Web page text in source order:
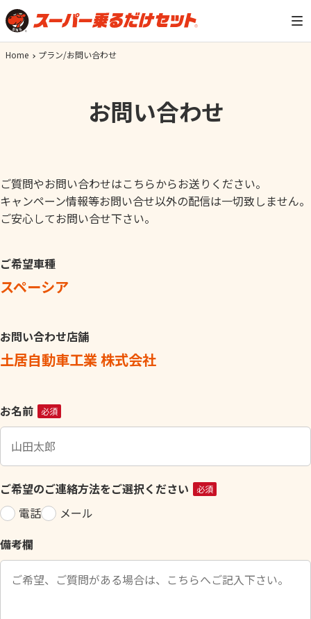
Home プラン/お問い合わせ
お問い合わせ
ご質問やお問い合わせはこちらからお送りください。
キャンペーン情報等お問い合せ以外の配信は一切致しません。
ご安心してお問い合せ下さい。
ご希望車種
スペーシア
お問い合わせ店舗
土居自動車工業 株式会社
こ
の
ィ
ー
ル
ド
空
の
お名前 必須
ご希望のご連絡方法をご選択ください 必須
電話
メール
備考欄